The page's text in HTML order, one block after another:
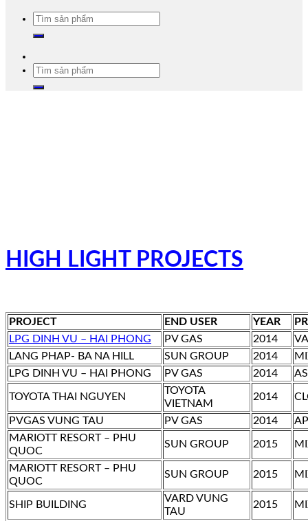
Tìm
Tìm
HIGH LIGHT PROJECTS
PROJECT END USER YEAR
LPG DINH VU – HAI PHONG
PV GAS 2014
LANG PHAP- BA NA HILL
SUN GROUP 2014
LPG DINH VU – HAI PHONG
PV GAS 2014
TOYOTA THAI NGUYEN
TOYOTA
VIETNAM
2014
PVGAS VUNG TAU PV GAS 2014
MARIOTT RESORT – PHU
QUOC
SUN GROUP 2015
MARIOTT RESORT – PHU
QUOC
SUN GROUP 2015
SHIP BUILDING
VARD VUNG
TAU
2015